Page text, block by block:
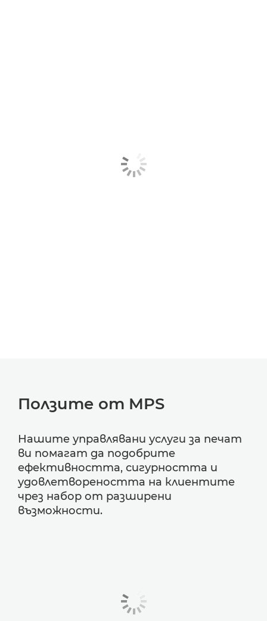
Ползите от MPS
Нашите управлявани услуги за печат
ви помагат да подобрите
ефективността, сигурността и
удовлетвореността на клиентите
чрез набор от разширени
възможности.